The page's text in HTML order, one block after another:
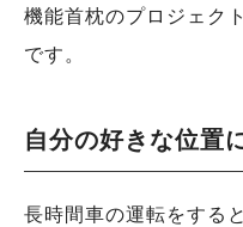
機能首枕のプロジェク
です。
自分の好きな位置
長時間車の運転をする